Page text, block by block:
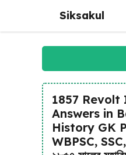
content
Siksakul
1857
Answers in
History GK
WBPSC,